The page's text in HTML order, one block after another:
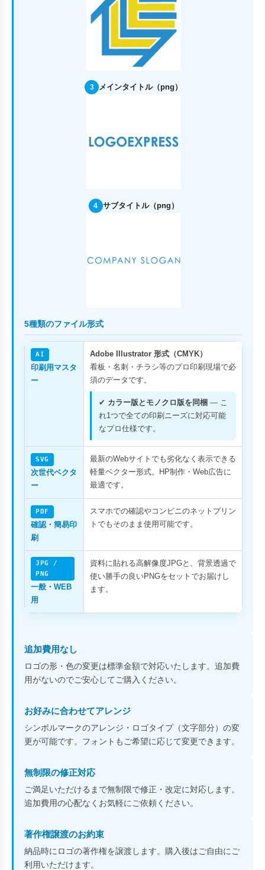
3 メインタイトル（png）
4 サブタイトル（png）
5種類のファイル形式
AI
印刷用マスタ
ー
Adobe Illustrator 形式（CMYK）
看板・名刺・チラシ等のプロ印刷現場で必
須のデータです。
✔ カラー版とモノクロ版を同梱 — こ
れ1つで全ての印刷ニーズに対応可能
なプロ仕様です。
SVG
次世代ベクタ
ー
最新のWebサイトでも劣化なく表示できる
軽量ベクター形式。HP制作・Web広告に
最適です。
PDF
確認・簡易印
刷
スマホでの確認やコンビニのネットプリン
トでもそのまま使用可能です。
JPG /
PNG
一般・WEB
用
資料に貼れる高解像度JPGと、背景透過で
使い勝手の良いPNGをセットでお届けし
ます。
追加費用なし
ロゴの形・色の変更は標準金額で対応いたします。追加費
用がないのでご安心してご購入ください。
お好みに合わせてアレンジ
シンボルマークのアレンジ・ロゴタイプ（文字部分）の変
更が可能です。フォントもご希望に応じて変更できます。
無制限の修正対応
ご満足いただけるまで無制限で修正・改定に対応します。
追加費用の心配なくお気軽にご依頼ください。
著作権譲渡のお約束
納品時にロゴの著作権を譲渡します。購入後はご自由にご
利用いただけます。